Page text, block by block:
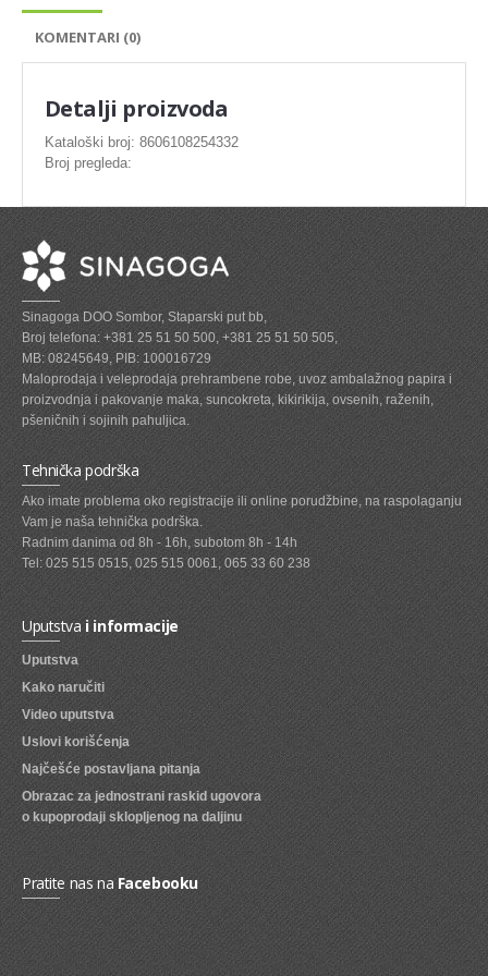
SVEZE MESO - PILETINA
ZAMRZNUTA RIBA
ZAMRZNUTO MESO PILETINA
PASTETE I MESNI NARESCI
TUNJEVINE I KONZERVE
GOTOVA JELA
SIROVINA ZA GASTRO
GASTRO
KISELISI
KECAP, SENF, REN, PARADAJZ,SOS
KOMPOTI
SVEZE VOCE
SVEZE POVRCE
DZEMOVI, MARMALADE I MED
BOMBONI
ZVAKE
LIZALICE
COKOLADE
KREMOVI
BOMBONJERE I PRALINE
MALE COKOLADE I BAROVI
KEKSOVI
KEKS STRUDLE
KOMENTARI (0)
Detalji proizvoda
Kataloški broj: 8606108254332
Broj pregleda:
Sinagoga DOO Sombor, Staparski put bb,
Broj telefona: +381 25 51 50 500, +381 25 51 50 505,
MB: 08245649, PIB: 100016729
Maloprodaja i veleprodaja prehrambene robe, uvoz ambalažnog papira i
proizvodnja i pakovanje maka, suncokreta, kikirikija, ovsenih, raženih,
pšeničnih i sojinih pahuljica.
Tehnička podrška
Ako imate problema oko registracije ili online porudžbine, na raspolaganju
Vam je naša tehnička podrška.
Radnim danima od 8h - 16h, subotom 8h - 14h
Tel: 025 515 0515, 025 515 0061, 065 33 60 238
Uputstvai informacije
Uputstva
Kako naručiti
Video uputstva
Uslovi korišćenja
Najčešće postavljana pitanja
Obrazac za jednostrani raskid ugovora
o kupoprodaji sklopljenog na daljinu
Pratite nas na Facebooku